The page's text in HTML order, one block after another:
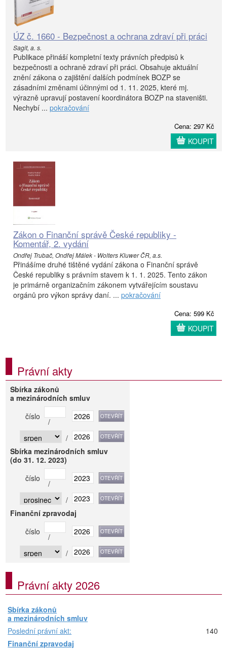
ÚZ č. 1660 - Bezpečnost a ochrana zdraví při práci
Sagit, a. s.
Publikace přináší kompletní texty právních předpisů k
bezpečnosti a ochraně zdraví při práci. Obsahuje aktuální
znění zákona o zajištění dalších podmínek BOZP se
zásadními změnami účinnými od 1. 11. 2025, které mj.
výrazně upravují postavení koordinátora BOZP na staveništi.
Nechybí ... pokračování
Cena: 297 Kč
KOUPIT
Zákon o Finanční správě České republiky -
Komentář, 2. vydání
Ondřej Trubač, Ondřej Málek - Wolters Kluwer ČR, a.s.
Přinášíme druhé tištěné vydání zákona o Finanční správě
České republiky s právním stavem k 1. 1. 2025. Tento zákon
je primárně organizačním zákonem vytvářejícím soustavu
orgánů pro výkon správy daní. ... pokračování
Cena: 599 Kč
KOUPIT
Právní akty
Sbírka zákonů
a mezinárodních smluv
číslo
/
/
Sbírka mezinárodních smluv
(do 31. 12. 2023)
číslo
/
/
Finanční zpravodaj
číslo
/
/
Právní akty 2026
Sbírka zákonů
a mezinárodních smluv
Poslední právní akt:
140
Finanční zpravodaj